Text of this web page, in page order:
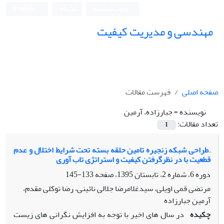
مهندسی و مدیریت کیفیت
صفحه اصلی
فهرست مقالات
نویسنده =جبارزاده، آرمین
تعداد مقالات:
1
.طراحی شبکه زنجیره تامین حلقه بسته تحت شرایط اختلال و عدم
قطعیت با در نظرگرفتن کیفیت و استراتژی تاب آوری
دوره 6، شماره 2، تابستان 1395، صفحه
133-145
مرتضی قمی اویلی، سیدغلامرضا جلالی نائینی، رضا توکلی مقدم،
آرمین جبارزاده
چکیده در سال های اخیر با توجه به افزایش نگرانی های زیست